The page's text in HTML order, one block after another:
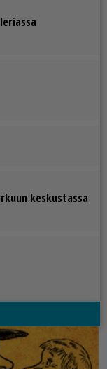
kes­kus­tas­sa